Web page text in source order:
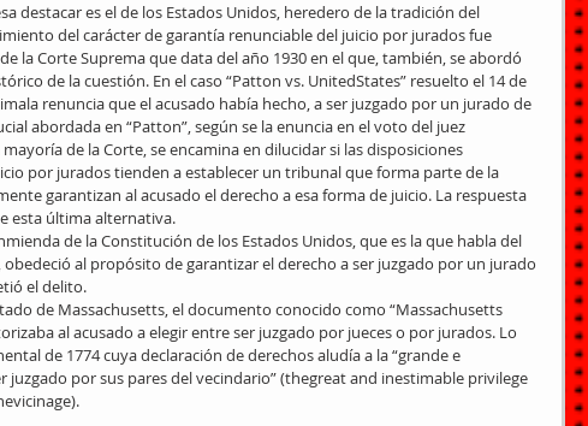
destacar es el de los Estados Unidos, heredero de la tradición del
del carácter de garantía renunciable del juicio por jurados fue
la Corte Suprema que data del año 1930 en el que, también, se abordó
de la cuestión. En el caso “Patton vs. UnitedStates” resuelto el 14 de
renuncia que el acusado había hecho, a ser juzgado por un jurado de
abordada en “Patton”, según se la enuncia en el voto del juez
de la Corte, se encamina en dilucidar si las disposiciones
por jurados tienden a establecer un tribunal que forma parte de la
garantizan al acusado el derecho a esa forma de juicio. La respuesta
esta última alternativa.
de la Constitución de los Estados Unidos, que es la que habla del
obedeció al propósito de garantizar el derecho a ser juzgado por un jurado
el delito.
de Massachusetts, el documento conocido como “Massachusetts
al acusado a elegir entre ser juzgado por jueces o por jurados. Lo
de 1774 cuya declaración de derechos aludía a la “grande e
juzgado por sus pares del vecindario” (thegreat and inestimable privilege